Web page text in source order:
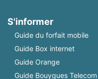
S'informer
Guide du forfait mobile
Guide Box internet
Guide Orange
Guide Bouygues Telecom